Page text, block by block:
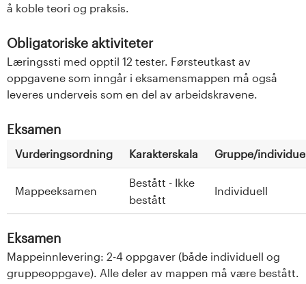
å koble teori og praksis.
Obligatoriske aktiviteter
Læringssti med opptil 12 tester. Førsteutkast av
oppgavene som inngår i eksamensmappen må også
leveres underveis som en del av arbeidskravene.
Eksamen
Vurderingsordning Karakterskala Gruppe/
Mappeeksamen
Bestått - Ikke
bestått
Individuell
Eksamen
Mappeinnlevering: 2-4 oppgaver (både individuell og
gruppeoppgave). Alle deler av mappen må være bestått.